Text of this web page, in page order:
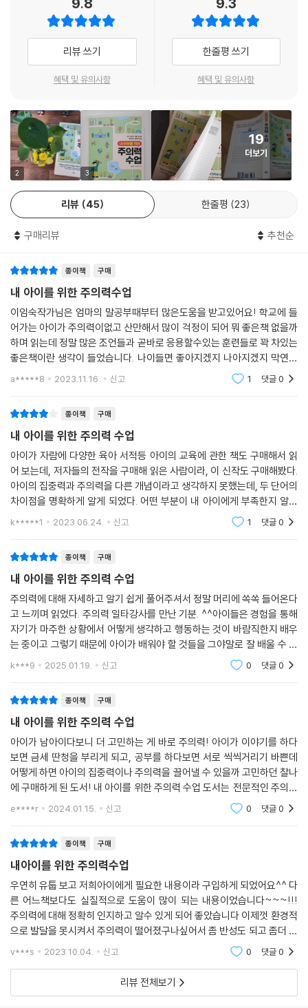
02 자발적 주의력이 핵심이다
우리 아이, 자발적 주의력을 가졌는가?
자발적 주의와 비자발적 주의를 좌우하는 요인들
03 스마트폰을 스마트하게 사용하는 아이로 키우기
아이가 이미 스마트폰 부작용을 보인다면
스마트폰(디지털 미디어)?사용 계약서 작성하기
04 디지털 미디어를 이기는 신체 놀이 활동
포노 사피엔스를 구출하라
신체 활동이 주의력을 키워주는 뇌과학적 이유
아이의 주의력을 키우는 7가지 신체 놀이 활동
01 주의력과 작업기억력은 환상의 짝꿍
‘거꾸로 말하기’가 어려운 이유
작업기억력이 부족하면 생기는 문제들
우리 아이의 작업기억력, 잘 발달하고 있을까?
작업기억력을 위한 5가지 장기기억 전략
쉽고 친숙한 과제 vs. 어렵고 낯선 과제
주의력은 저절로 발달하는 게 아닌가요?
03 4~7세를 위한 초점주의력 키우기
초등 생활을 위한 첫 번째 준비, 초점주의력 연습
일상생활을 개선해주는 3가지 초점주의력 놀이 활동
공부력을 쌓아주는 4가지 초점주의력 놀이 활동
04 초등 1~3학년을 위한 선택주의력 키우기
일상생활을 개선해주는 3가지 선택주의력 놀이 활동
공부력을 쌓아주는 4가지 선택주의력 놀이 활동
05 초등 1~3학년을 위한 전환주의력 키우기
상황 대처 유연성을 키워주는 전환주의력 연습
일상생활을 개선해주는 3가지 전환주의력 놀이 활동
06 초등 4~6학년을 위한 지속주의력 키우기
어렵고 재미없는 과제도 견디게 해주는 지속주의력 연습
일상생활을 개선해주는 3가지 지속주의력 놀이 활동
공부력을 쌓아주는 4가지 지속주의력 놀이 활동
고학년 수업도 쉽게 따라가게 해주는 분할주의력 연습
공부력을 쌓아주는 4가지 분할주의력 놀이 활동
우리가 아는 모든 놀이도 그렇지만, 일상생활과 공부에도 알게 모르게 엄
청나게 많은 규칙이 있다. 주의집중이 어려운 아이들은 정해진 규칙을 지
키는 것이 무척 어렵다. 이를 쉽게 가르치고 몸에 체득하도록 도와주는 것
이 바로 놀이다. 아이에게 놀이가 중요한 이유는 그 많은 사회적 규칙을 부
담감과 스트레스 없이 즐겁게 몸으로 배울 수 있기 때문이다. 서툴러도 조
금씩 참여해서 같이 놀다 보면 배우게 된다. 그런데 아이의 놀이는 바로 부
되면 하나를 주면 하나를 받고, 아이가 하면 엄마가 하고 다시 아이가 하는
순서의 개념을 배우게 된다. 짝짜꿍 놀이부터 묵찌빠 놀이까지 모든 놀이
의 규칙들이 그렇다. 만약 이런 과정이 없으면 아이는 가장 기본적인 규칙
도 지키기 힘든 독불장군이 되어버린다.
---p.123
주의집중 시간에 대한 부모의 고정관념도 돌아봐야 한다. 우리 자신도 그
리 오래는 집중하지 못하면서 아이에게는 참으로 긴 시간 집중하기를 기대
는 것은 주의집중력이 부족한 아이에게는 무리한 계획이다. 기질적으로 주
이 알려져 있긴 하지만, 그건 어디까지나 평균일 뿐이다. 그러니 우리 아이
가 주의집중을 유지할 수 있는 시간에서 시작하자.
---p.130
가능하면 아이가 좋아하는 과제에서 관심 없어 하는 과제로의 순서가 바람
직하다. 좋아하는 과제를 먼저 하는 것이 효율적인 이유는 그로 인한 긍정
절반 정도를 했으니 부담감도 줄어든다. 그래서 그다음의 하기 싫은 과제
도 좀 더 수월하게 해낼 수 있다. 다만 좋아하는 과제에 기울였던 주의력이
관심 없는 과제에도 발휘될 수 있어야 하는데, 그럴 수 있도록 하기 위해서
는 아이의 집중하는 모습, 어려운 문제도 포기하지 않는 행동, 더 잘하려 노
력하는 태도 등을 강화해야 한다. 대부분의 경우에는 이 지점을 놓쳐서 아
이가 커갈수록 자신이 좋아하는 것만 하려는 현상이 더 심해진다. 그러니
관심 없고 어려운 과제를 먼저 해야 한다는 억지 규칙은 바람직하지 않다.
아이의 자발적 동기가 없을 때 강압적 방식은 주의집중력을 더 방해할 뿐
---p.131
주의력을 키우려면 감정적 공감의 차원을 넘어서야 하기 때문이다. 집중이
안 되어 짜증을 심하게 내는 아이에게 “집중이 안 돼서 속상하구나”라고
계속 말해주면 어떨까? 화내지 않는 부모에게 감사하기야 하겠지만, 주의
력 문제는 해결되지 않는다. 정서적 문제가 큰 아이라면 아이의 마음에 공
감만 잘해줘도 쉽게 진정된다. 하지만 주의력이란 좀 더 인지적인 노력이
되는 주의력 부족으로 지치고 짜증 나는 아이에게 감정만 읽어주는 것은
---p.138
“왜 이렇게 산만하니? 제대로 집중을 못 하고. 앉은 지 몇 분이나 됐다고 또
일어나?” 같은 말만 한다면 아이는 자신의 문제 행동을 고치는 것이 아니
라 ‘나는 원래 집중 못 하는 아이, 산만한 아이’, 더 나아가 ‘공부 못하는 아
이, 숙제 안 하는 아이’라는 부정적 별명을 스스로에게 붙이게 된다. 이런
있고 잘 못할 때도 있던 아이가 한번 부정적 별명으로 불리기 시작하면 자
신을 그런 부정적 존재로 규정하게 되는 것이다. ‘산만한 아이, 주의력이 부
족한 아이’라는 부정적 자기 인식이 형성되고 나면 그다음에 아이는 자신
에게 붙여진 이름대로 행동한다. 이렇게 아이에 대한 부정적 표현이 아이
의 의식적·무의식적 행동에 끼치는 영향은 아주 지대하다.
---p.142
아이가 어떤 행동을 선택해야 바람직한지 알려주자. 이때 부모도 아이도
잊어버리지 말아야 할 것이 처음의 약속이다. 부모의 부적절한 공감적 태
도는, 아이에게 자신이 정한 약속을 자꾸 잊어버리고 그 순간의 감정에 따
어온 단골 고민들이다. 아이를 혼내도, 달래고 얼러도 이 같은 문제들이 해
결되지 않은 채 고질적으로 되풀이됐다면 당장 아이의 주의력을 점검해야
할 때다. 아이의 주의력 부족이 서로 다른 문제들처럼 보이는 이 모든 인지
적·정서적 문제의 근본 원인일 수 있기 때문이다.
의 모든 것을 한 권으로 집약했다. 이 책에서 두 저자는 그동안 부모들이 놓
치고 있었던, 그러나 부모들이 키워줘야 했던 아이의 주의력에 대해 꼭 알
아야 할 내용을 쏙쏙 짚어내면서 주의력을 즐겁고 건강하게 높여줄 수 있
는 49가지 실용적 놀이법을 다채롭게 소개한다. 이 놀이법들은 전문적인
주의력 훈련 프로그램에서도 실제로 쓰이는 방법으로, 가정에서 부모들이
충분히 실천할 수 있도록 최대한 쉽고 친절하게 설명했다. 특히 놀이법뿐
아니라 생활 속에서 쉽게 아이의 주의력을 키워줄 수 있도록 초점을 맞춰
주의력을 키워주기 위한 어떤 노력도 무용지물이 되어버린다. 그래서 이
책에서는 아이의 주의를 산만하게 하는 온갖 방해 자극들을 제거하고 주의
력을 높여주는 환경을 구체적으로 조성해주는 방법을 빠트리지 않는다.
‘아이와의 스마트폰?사용 계약서’ 등 아이가 디지털 미디어 과의존에서 벗
어나 디지털 미디어를 현명하게 이용하면서 주의력까지 지키도록 도와주
는 다양한 방법도 상세하게 다룬다. 『내 아이를 위한 주의력 수업』은 그동
안 아이를 야단치며 억지로 강제하여 아이의 문제뿐만 아니라 아이와의 관
‘일상’에서 ‘공부’까지 아이에게 필요한 단 하나의 능력이 있다면
싫어하는 일, 해야 할 일에도 주의를 기울여 집중할 수 있는 주의력!
아이의 주의력이 부족한 것 같다고 하면 많은 부모가 “우리 아이는 한번 집
중하면 누가 불러도 잘 모르는데요!”라고 반론한다. 그러나 ‘주의력’은 주
변 상황을 고려하며 선호도나 관심 여부와 상관없이 그때그때 지금 해야
는 일에 집중하는 ‘집중력’은 모든 아이가 타고나지만, 싫어하는 일도 필요
하다면 주의를 기울일 줄 아는 ‘주의력’은 처음부터 타고나는 능력도, 자라
면서 저절로 얻어지는 능력도, 아이의 의지와 노력만으로 나아지는 능력도
아니다. 주의력은 어릴 때부터 즐거운 놀이 활동을 바탕으로 꾸준한 연습
과 훈련을 통해서만 조금씩 발달하는 능력이므로, 부모가 아이의 현재 주
의력 수준을 정확하게 파악하고 키워줘야 한다.
일상이든 공부든 아이가 어떤 일을 실행하고 완수하고 성취하려면 일단 그
감을 키우고 자존감도 높이며 건강한 정서를 유지한다. 그 때문에 두 저자
는 ‘일상’에서 ‘공부’까지, ‘인지’에서 ‘정서’까지 아이가 자랄수록 절실하게
필요한 능력을 단 하나만 꼽으라면 그것은 싫어도 지금 해야 할 일에 주의
를 기울여 유지할 수 있는 ‘주의력’이라고 강조한다. 즉 ‘주의력’을 건강하
고 재미있게 길러주는 것이 이 책의 주된 목적이다.
공부 습관과 생활 태도를 좌우하는 결정적 비밀,
다른 아이들은 무슨 일이든 잘 집중하면서 똑똑하고 야무지기만 한 것 같
은데 왜 우리 아이만 매사에 대충대충 엉성하고 허술하며 흐지부지하게 구
는지 이해가 안 되는가? 단언컨대 다른 아이라고 저절로 잘하게 된 것이 아
니다. 그런 바람직한 겉모습의 이면을 유심히 들여다보면 그동안 알게 모
르게 주의를 기울여 집중하는 연습과 훈련을 차곡차곡 탄탄하게 축적해왔
음을 알 수 있다.
아이도 집중해서 공부를 잘하고 싶고, 숙제 역시 빨리 끝내고 싶다. 아이는
공부와 숙제를 하지 않으면 자신에게 얼마나 많은 문제가 생기는지 누구보
다 잘 안다. 당장 화난 엄마의 따가운 잔소리부터 학교 및 학원에서 돌아오
리뷰 쓰기
혜택 및 유의사항
한줄평 쓰기
혜택 및 유의사항
2 3
19
더보기
리뷰 45 한줄평 23
구매리뷰 추천순
종이책 구매
내 아이를 위한 주의력수업
이임숙작가님은 엄마의 말공부때부터 많은도움을 받고있어요! 학교에 들
어가는 아이가 주의력이없고 산만해서 많이 걱정이 되어 뭐 좋은책 없을까
하며 읽는데 정말 많은 조언들과 곧바로 응용할수있는 훈련들로 꽉 차있는
좋은책이란 생각이 들었습니다. 나이들면 좋아지겠지 나아지겠지 막연하
게 생각을 하다간 때를 놓칠꺼같아 알아보기 시작한건데 책을 읽기를 정말
a*****8 2023.11.16. 신고 1 댓글0
종이책 구매
내 아이를 위한 주의력 수업
아이가 자람에 다양한 육아 서적등 아이의 교육에 관한 책도 구매해서 읽
어 보는데, 저자들의 전작을 구매해 읽은 사람이라, 이 신작도 구매해봤다.
아이의 집중력과 주의력을 다른 개념이라고 생각하지 못했는데, 두 단어의
차이점을 명확하게 알게 되었다. 어떤 부분이 내 아이에게 부족한지 알게
되어 좀 더 아이에게 잘할 듯 싶다. 주의력을 높이는 다양한 방법들을 아이
k*****1 2023.06.24. 신고 1 댓글0
종이책 구매
내 아이를 위한 주의력 수업
주의력에 대해 자세하고 알기 쉽게 풀어주셔서 정말 머리에 쏙쏙 들어온다
고 느끼며 읽었다. 주의력 일타강사를 만난 기분. ^^아이들은 경험을 통해
자기가 마주한 상황에서 어떻게 생각하고 행동하는 것이 바람직한지 배우
는 중이고 그렇기 때문에 아이가 배워야 할 것들을 그야말로 잘 배울 수 있
도록 주의력을 키우는 환경을 조성하고 대화하기 위해 노력하는 부모의 역
k***9 2025.01.19. 신고 0 댓글0
종이책 구매
내 아이를 위한 주의력 수업
아이가 남아이다보니 더 고민하는 게 바로 주의력! 아이가 이야기를 하다
보면 금세 딴청을 부리게 되고, 공부를 하다보면 서로 씩씩거리기 바쁜데
어떻게 하면 아이의 집중력이나 주의력을 끌어낼 수 있을까 고민하던 찰나
에 구매하게 된 도서! 내 아이를 위한 주의력 수업 도서는 전문적인 주의력
훈련 프로그램에서도 실제로 쓰이는 방법으로, 가정에서 부모들이 충분히
e****r 2024.01.15. 신고 0 댓글0
종이책 구매
내아이를 위한 주의력수업
우연히 유툽 보고 저희아이에게 필요한 내용이라 구입하게 되었어요^^ 다
른 어느책보다도 실질적으로 도움이 많이 되는 내용이었습니다~~~!!!
주의력에 대해 정확히 인지하고 알수 있게 되어 좋았습니다 이제껏 환경적
으로 발달을 못시켜서 주의력이 떨어졌구나싶어서 좀 반성도 되고 좀더 공
부해보고 노력해보려고요~~ 환경적으로 노력으로 좀더 해보면 발달시킬
v***s 2023.10.04. 신고 0 댓글0
리뷰 전체보기